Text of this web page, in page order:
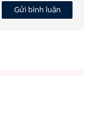
Gửi bình luận